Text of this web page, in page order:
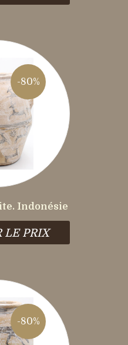
-80%
Indonésie
LE PRIX
-80%